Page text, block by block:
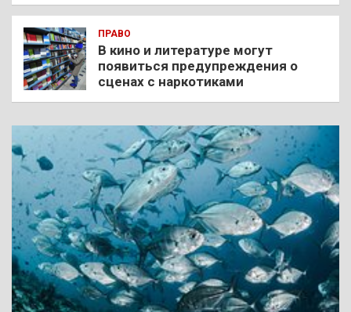
ПРАВО
В кино и литературе могут
появиться предупреждения о
сценах с наркотиками